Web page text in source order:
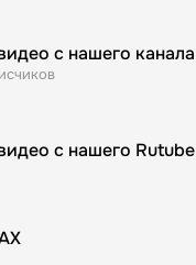
с нашего канала
с нашего Rutube